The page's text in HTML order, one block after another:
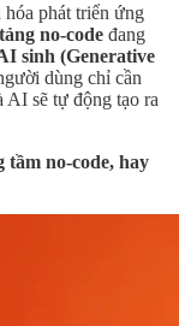
hóa phát triển ứng
no-code đang
sinh (Generative
dùng chỉ cần
AI sẽ tự động tạo ra
tầm no-code, hay